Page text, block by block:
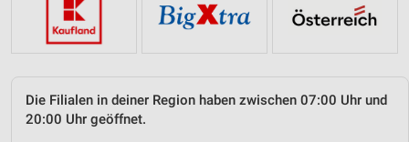
Die Filialen in deiner Region haben zwischen 07:00 Uhr und
20:00 Uhr geöffnet.